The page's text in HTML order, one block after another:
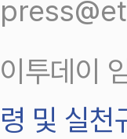
이투데이
령 및 실천